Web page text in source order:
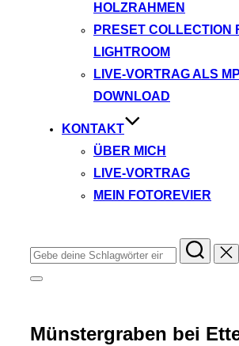
HOLZRAHMEN
PRESET COLLECTION
LIGHTROOM
LIVE-VORTRAG ALS
DOWNLOAD
KONTAKT
ÜBER MICH
LIVE-VORTRAG
MEIN FOTOREVIER
Suchen
nach:
Seitenleiste
Münstergraben bei